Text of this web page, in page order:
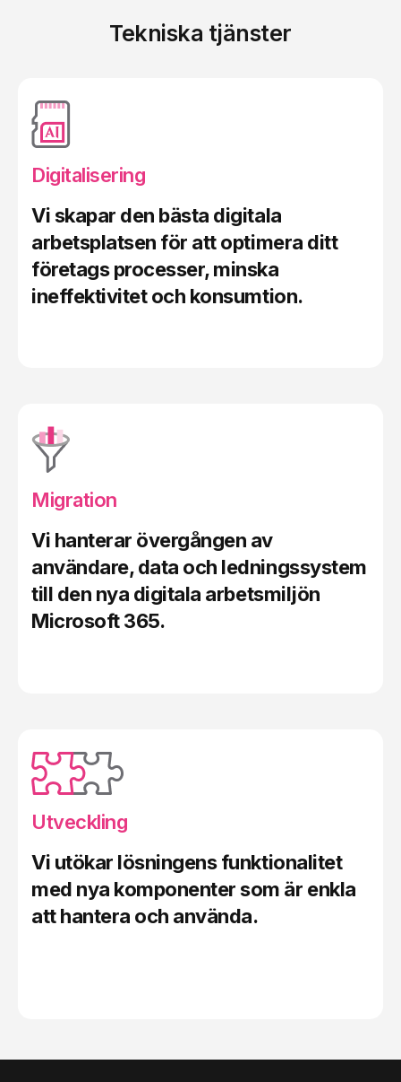
Tekniska tjänster
Digitalisering
Vi skapar den bästa digitala
arbetsplatsen för att optimera ditt
företags processer, minska
ineffektivitet och konsumtion.
Migration
Vi hanterar övergången av
användare, data och ledningssystem
till den nya digitala arbetsmiljön
Microsoft 365.
Utveckling
Vi utökar lösningens funktionalitet
med nya komponenter som är enkla
att hantera och använda.